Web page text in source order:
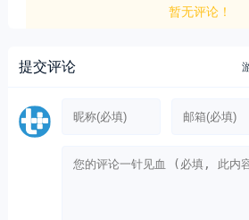
暂无评论！
提交评论